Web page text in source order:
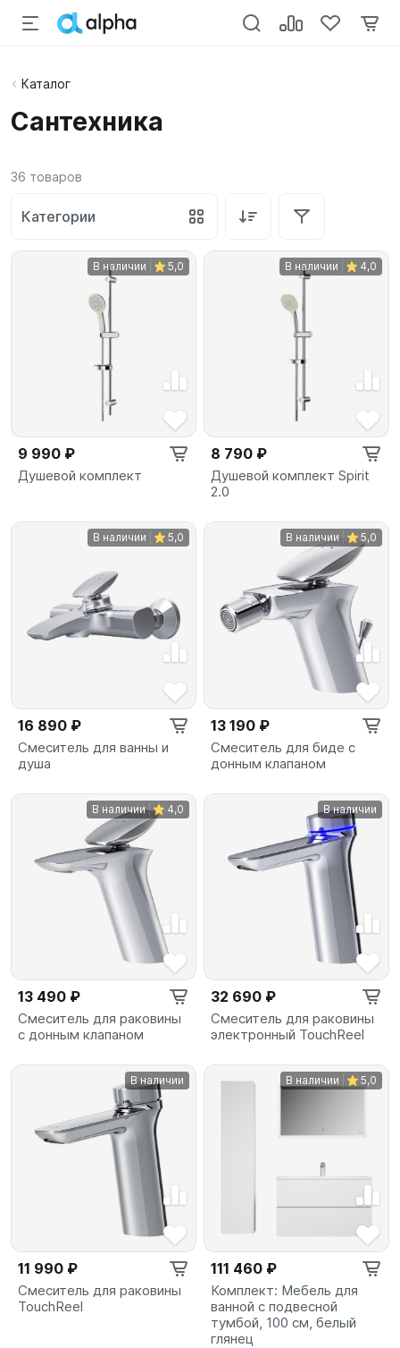
Каталог
Сантехника
36 товаров
Категории
В наличии 5,0
9 990 ₽
Душевой комплект
В наличии 4,0
8 790 ₽
Душевой комплект Spirit
2.0
В наличии 5,0
16 890 ₽
Смеситель для ванны и
душа
В наличии 5,0
13 190 ₽
Смеситель для биде с
донным клапаном
В наличии 4,0
13 490 ₽
Смеситель для раковины
с донным клапаном
В наличии
32 690 ₽
Смеситель для раковины
электронный TouchReel
В наличии
11 990 ₽
Смеситель для раковины
TouchReel
В наличии 5,0
111 460 ₽
Комплект: Мебель для
ванной с подвесной
тумбой, 100 см, белый
глянец